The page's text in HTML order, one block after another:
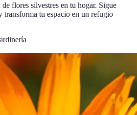
flores silvestres en tu hogar. Sigue
transforma tu espacio en un refugio